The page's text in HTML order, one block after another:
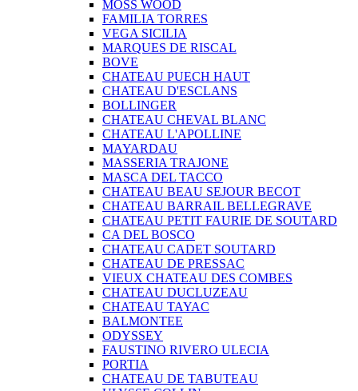
MOSS WOOD
FAMILIA TORRES
VEGA SICILIA
MARQUES DE RISCAL
BOVE
CHATEAU PUECH HAUT
CHATEAU D'ESCLANS
BOLLINGER
CHATEAU CHEVAL BLANC
CHATEAU L'APOLLINE
MAYARDAU
MASSERIA TRAJONE
MASCA DEL TACCO
CHATEAU BEAU SEJOUR BECOT
CHATEAU BARRAIL BELLEGRAVE
CHATEAU PETIT FAURIE DE SOUTARD
CA DEL BOSCO
CHATEAU CADET SOUTARD
CHATEAU DE PRESSAC
VIEUX CHATEAU DES COMBES
CHATEAU DUCLUZEAU
CHATEAU TAYAC
BALMONTEE
ODYSSEY
FAUSTINO RIVERO ULECIA
PORTIA
CHATEAU DE TABUTEAU